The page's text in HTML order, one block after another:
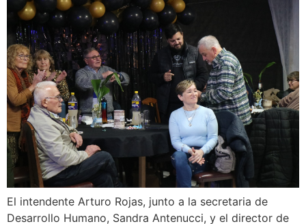
El intendente Arturo Rojas, junto a la secretaria de
Desarrollo Humano, Sandra Antenucci, y el director de